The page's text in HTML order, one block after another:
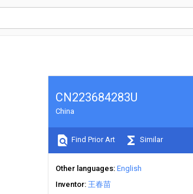
CN223684283U
China
Find Prior Art Similar
Other languages English
Inventor 王春苗